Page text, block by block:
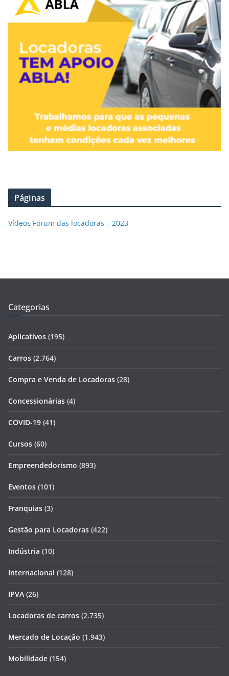
Páginas
Vídeos Fórum das locadoras – 2023
Categorias
Aplicativos (195)
Carros (2.764)
Compra e Venda de Locadoras (28)
Concessionárias (4)
COVID-19 (41)
Cursos (60)
Empreendedorismo (893)
Eventos (101)
Franquias (3)
Gestão para Locadoras (422)
Indústria (10)
Internacional (128)
IPVA (26)
Locadoras de carros (2.735)
Mercado de Locação (1.943)
Mobilidade (154)